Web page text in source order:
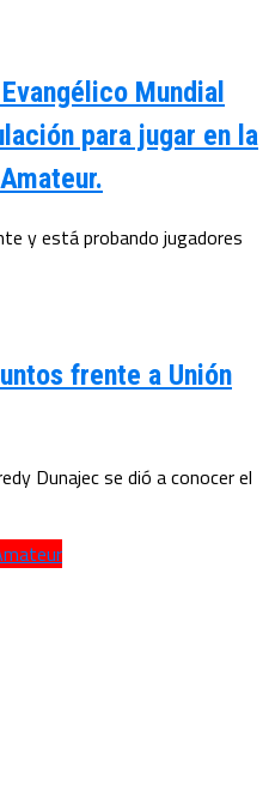
Mundial
para jugar en la
y está probando jugadores
frente a Unión
Dunajec se dió a conocer el